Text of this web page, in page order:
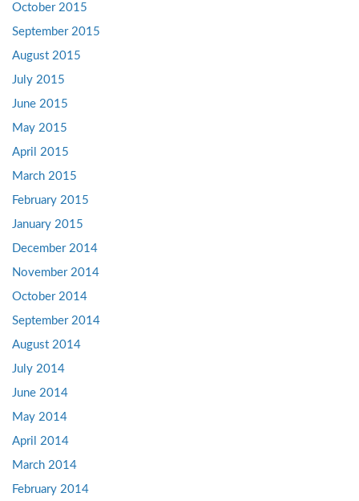
October 2015
September 2015
August 2015
July 2015
June 2015
May 2015
April 2015
March 2015
February 2015
January 2015
December 2014
November 2014
October 2014
September 2014
August 2014
July 2014
June 2014
May 2014
April 2014
March 2014
February 2014